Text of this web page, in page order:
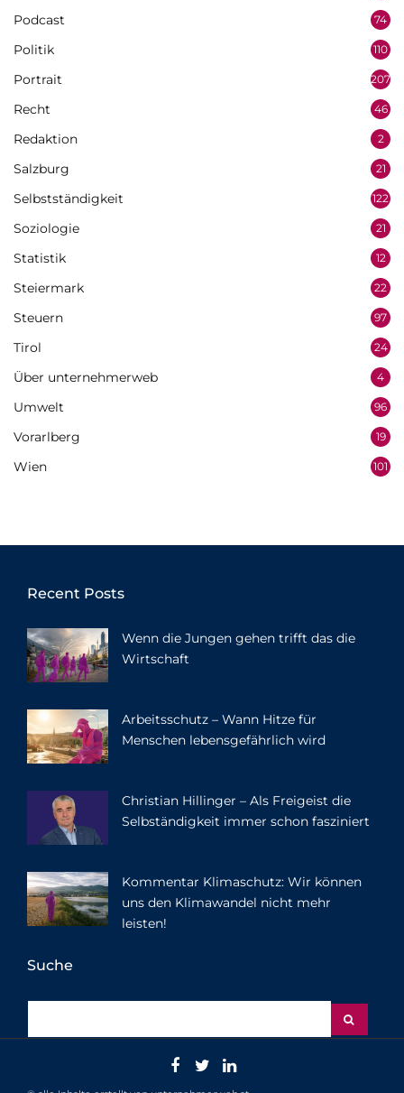
Podcast 74
Politik 110
Portrait 207
Recht 46
Redaktion 2
Salzburg 21
Selbstständigkeit 122
Soziologie 21
Statistik 12
Steiermark 22
Steuern 97
Tirol 24
Über unternehmerweb 4
Umwelt 96
Vorarlberg 19
Wien 101
Recent Posts
Wenn die Jungen gehen trifft das die
Wirtschaft
Arbeitsschutz – Wann Hitze für
Menschen lebensgefährlich wird
Christian Hillinger – Als Freigeist die
Selbständigkeit immer schon fasziniert
Kommentar Klimaschutz: Wir können
uns den Klimawandel nicht mehr
leisten!
Suche